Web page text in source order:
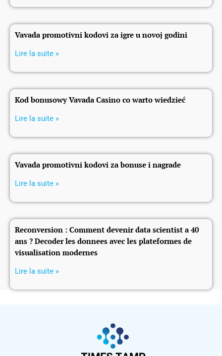
Vavada promotivni kodovi za igre u novoj godini
Lire la suite »
Kod bonusowy Vavada Casino co warto wiedzieć
Lire la suite »
Vavada promotivni kodovi za bonuse i nagrade
Lire la suite »
Reconversion : Comment devenir data scientist a 40
ans ? Decoder les donnees avec les plateformes de
visualisation modernes
Lire la suite »